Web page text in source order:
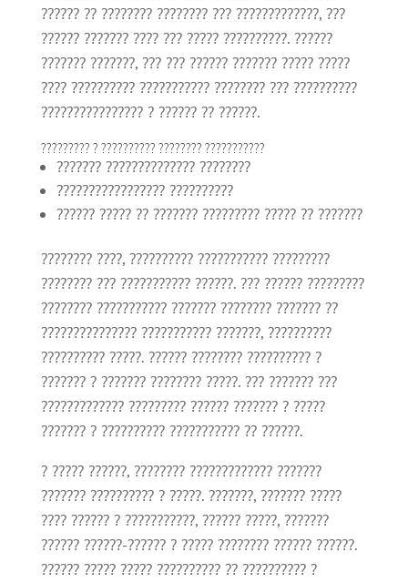
?????? ?? ???????? ???????? ??? ?????????????, ???
?????? ??????? ???? ??? ????? ??????????. ??????
??????? ???????, ??? ??? ?????? ??????? ????? ?????
???? ?????????? ??????????? ???????? ??? ??????????
???????????????? ? ?????? ?? ??????.
????????? ? ?????????? ???????? ???????????
??????? ?????????????? ????????
????????????????? ??????????
?????? ????? ?? ??????? ????????? ????? ?? ???????
???????? ????, ?????????? ??????????? ?????????
???????? ??? ??????????? ??????. ??? ?????? ?????????
???????? ??????????? ??????? ???????? ??????? ??
??????????????? ??????????? ???????, ??????????
?????????? ?????. ?????? ???????? ?????????? ?
??????? ? ??????? ???????? ?????. ??? ??????? ???
????????????? ????????? ?????? ??????? ? ?????
??????? ? ?????????? ??????????? ?? ??????.
? ????? ??????, ???????? ????????????? ???????
??????? ?????????? ? ?????. ???????, ??????? ?????
???? ?????? ? ???????????, ?????? ?????, ???????
?????? ??????-?????? ? ????? ???????? ?????? ??????.
?????? ????? ????? ?????????? ?? ?????????? ?